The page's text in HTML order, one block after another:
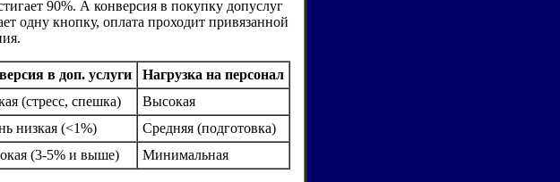
90%. А конверсия в покупку допуслуг
одну кнопку, оплата проходит привязанной
в доп. услуги
Нагрузка на персонал
(стресс, спешка)
Высокая
низкая (<1%)
Средняя (подготовка)
(3-5% и выше) Минимальная